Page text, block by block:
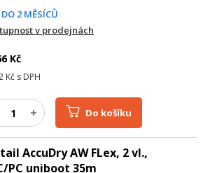
DO 2 MĚSÍCŮ
v prodejnách
Kč
Kč s DPH
Do košíku
AccuDry AW FLex, 2 vl.,
PC uniboot 35m